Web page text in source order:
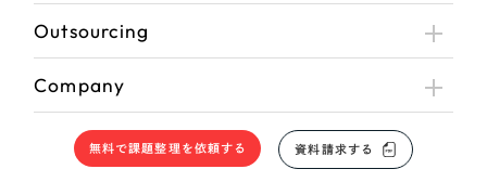
Outsourcing
Company
無料で課題整理を依頼する 資料請求する